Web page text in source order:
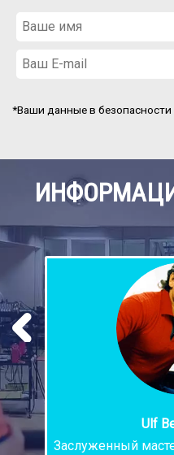
*Ваши данные в безопасности
Evženie
Преподаватель